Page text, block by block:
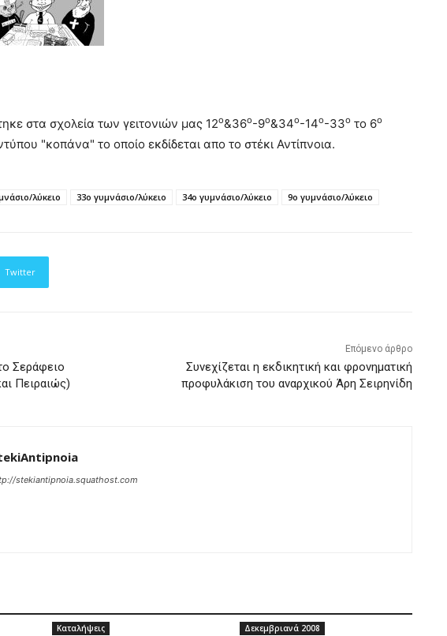
στα σχολεία των γειτονιών μας 12ο&36ο-9ο&34ο-14ο-33ο το 6ο
"κοπάνα" το οποίο εκδίδεται απο το στέκι Αντίπνοια.
λύκειο 33ο γυμνάσιο/λύκειο 34ο γυμνάσιο/λύκειο 9ο γυμνάσιο/λύκειο
Twitter
Σεράφειο
Πειραιώς)
Επόμενο άρθρο
Συνεχίζεται η εκδικητική και φρονηματική
προφυλάκιση του αναρχικού Άρη Σειρηνίδη
stekiantipnoia.squathost.com
Καταλήψεις Δεκεμβριανά 2008